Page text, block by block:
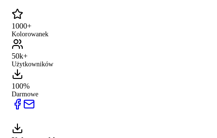
1000+
Kolorowanek
50k+
Użytkowników
100%
Darmowe